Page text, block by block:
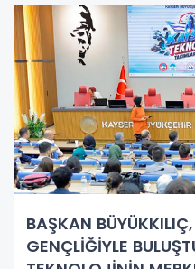
BAŞKAN
GENÇLİĞİYLE